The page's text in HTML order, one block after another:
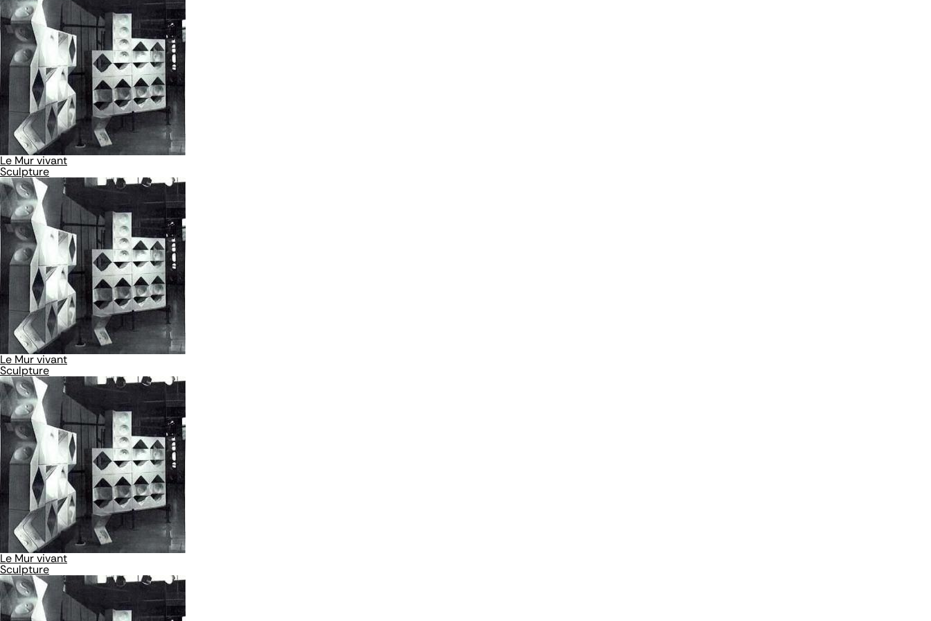
Le Mur vivant
Sculpture
Le Mur vivant
Sculpture
Le Mur vivant
Sculpture